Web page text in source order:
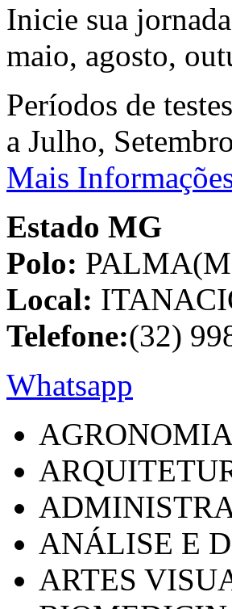
Inicie sua
maio, agosto,
Períodos de
a Julho,
Mais
Estado MG
Polo:
Local:
Telefone:(32)
Whatsapp
AGRONOMIA
ANÁLISE E
ARTES